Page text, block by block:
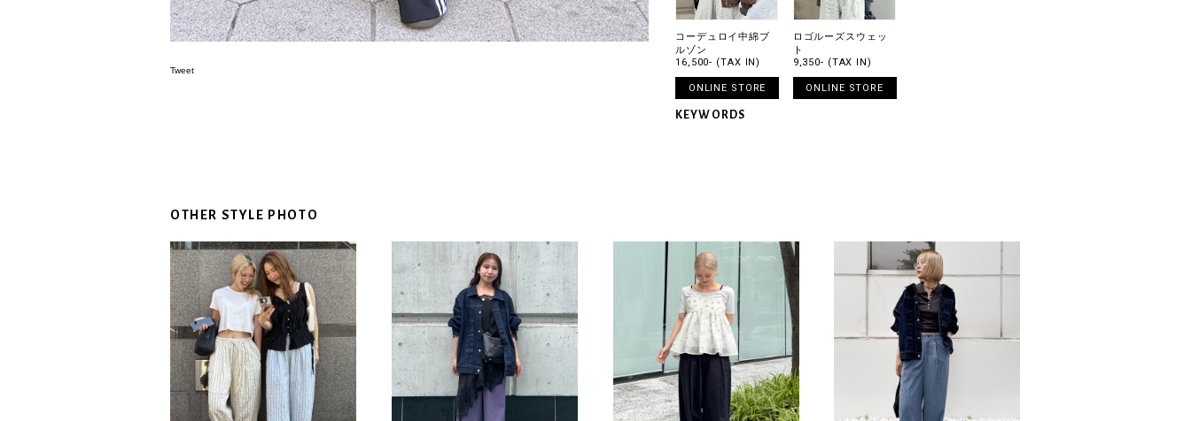
Tweet
コーデュロイ中綿ブ
ルゾン
16,500- (TAX IN)
ONLINE STORE
ロゴルーズスウェッ
ト
9,350- (TAX IN)
ONLINE STORE
KEYWORDS
OTHER STYLE PHOTO